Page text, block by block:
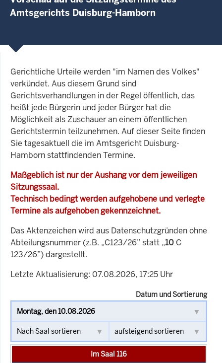
Amtsgerichts Duisburg-Hamborn
Gerichtliche Urteile werden "im Namen des Volkes"
verkündet. Aus diesem Grund sind
Gerichtsverhandlungen in der Regel öffentlich, das
heißt jede Bürgerin und jeder Bürger hat die
Möglichkeit als Zuschauer an einem öffentlichen
Gerichtstermin teilzunehmen. Auf dieser Seite finden
Sie tagesaktuell die im Amtsgericht Duisburg-
Hamborn stattfindenden Termine.
Maßgeblich ist nur der Aushang vor dem jeweiligen
Sitzungssaal.
Technisch bedingt werden aufgehobene und verlegte
Termine als aufgehoben gekennzeichnet.
Das Aktenzeichen wird aus Datenschutzgründen ohne
Abteilungsnummer (z.B. „C123/26” statt „10 C
123/26”) dargestellt.
Letzte Aktualisierung: 07.08.2026, 17:25 Uhr
Datum und Sortierung
Im Saal 116